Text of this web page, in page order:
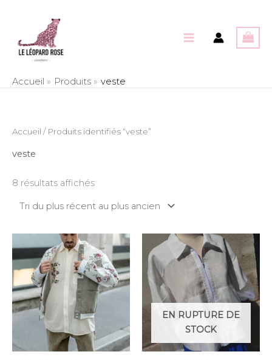
Accueil Produits veste
Accueil / Produits identifiés “veste”
veste
8 résultats affichés
Trié
du
EN RUPTURE DE
STOCK